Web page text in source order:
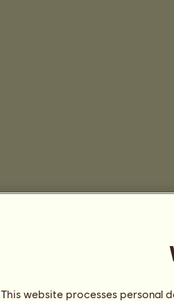
This website processes personal